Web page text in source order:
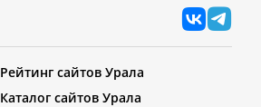
Рейтинг сайтов Урала
Каталог сайтов Урала